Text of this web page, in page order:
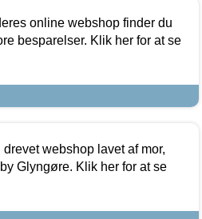
online webshop finder du
besparelser. Klik her for at se
webshop lavet af mor,
Glyngøre. Klik her for at se